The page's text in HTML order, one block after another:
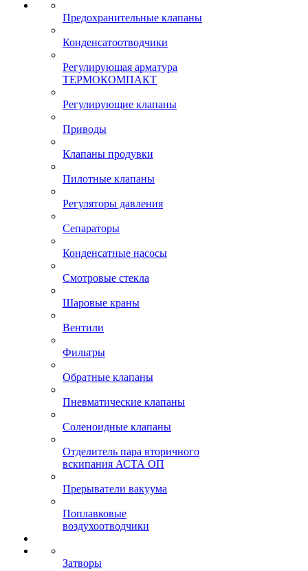
Предохранительные клапаны
Конденсатоотводчики
Регулирующая арматура
ТЕРМОКОМПАКТ
Регулирующие клапаны
Приводы
Клапаны продувки
Пилотные клапаны
Регуляторы давления
Сепараторы
Конденсатные насосы
Смотровые стекла
Шаровые краны
Вентили
Фильтры
Обратные клапаны
Пневматические клапаны
Соленоидные клапаны
Отделитель пара вторичного
вскипания АСТА ОП
Прерыватели вакуума
Поплавковые
воздухоотводчики
Затворы